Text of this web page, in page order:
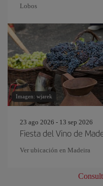
Lobos
Imagen: wjarek
23 ago 2026 - 13 sep 2026
Fiesta del Vino de
Ver ubicación en Madeira